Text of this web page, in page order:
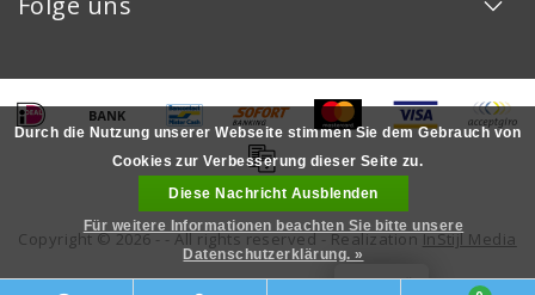
Copyright © 2026 - - All rights reserved - RealizationInStijl Media
Durch die Nutzung unserer Webseite stimmen Sie dem Gebrauch von
Cookies zur Verbesserung dieser Seite zu.
Diese Nachricht Ausblenden
Für weitere Informationen beachten Sie bitte unsere
Datenschutzerklärung. »